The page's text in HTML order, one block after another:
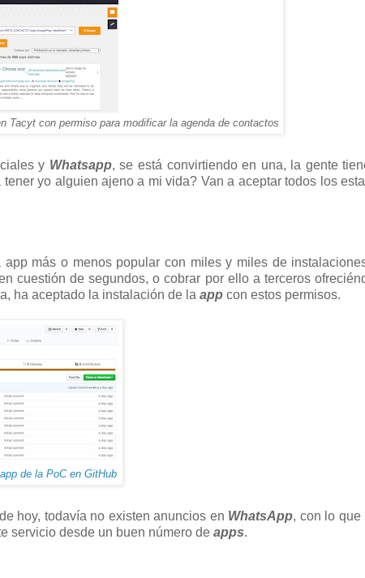
Tacyt con permiso para modificar la agenda de contactos
y Whatsapp, se está convirtiendo en una, la gente
yo alguien ajeno a mi vida? Van a aceptar todos los
app más o menos popular con miles y miles de
cuestión de segundos, o cobrar por ello a terceros
ha aceptado la instalación de la app con estos permisos.
de la PoC en GitHub
hoy, todavía no existen anuncios en WhatsApp, con lo que
servicio desde un buen número de apps.